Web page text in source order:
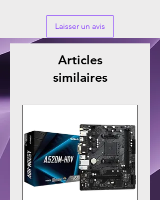
Laisser un avis
Articles
similaires